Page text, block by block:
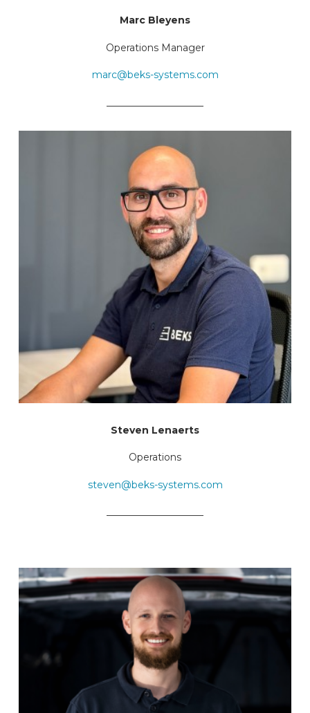
Marc Bleyens
Operations Manager
marc@beks-systems.com
Steven Lenaerts
Operations
steven@beks-systems.com